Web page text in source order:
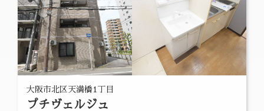
大阪市北区天満橋1丁目
プチヴェルジュ